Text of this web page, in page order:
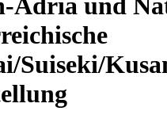
Adria und
Suiseki/